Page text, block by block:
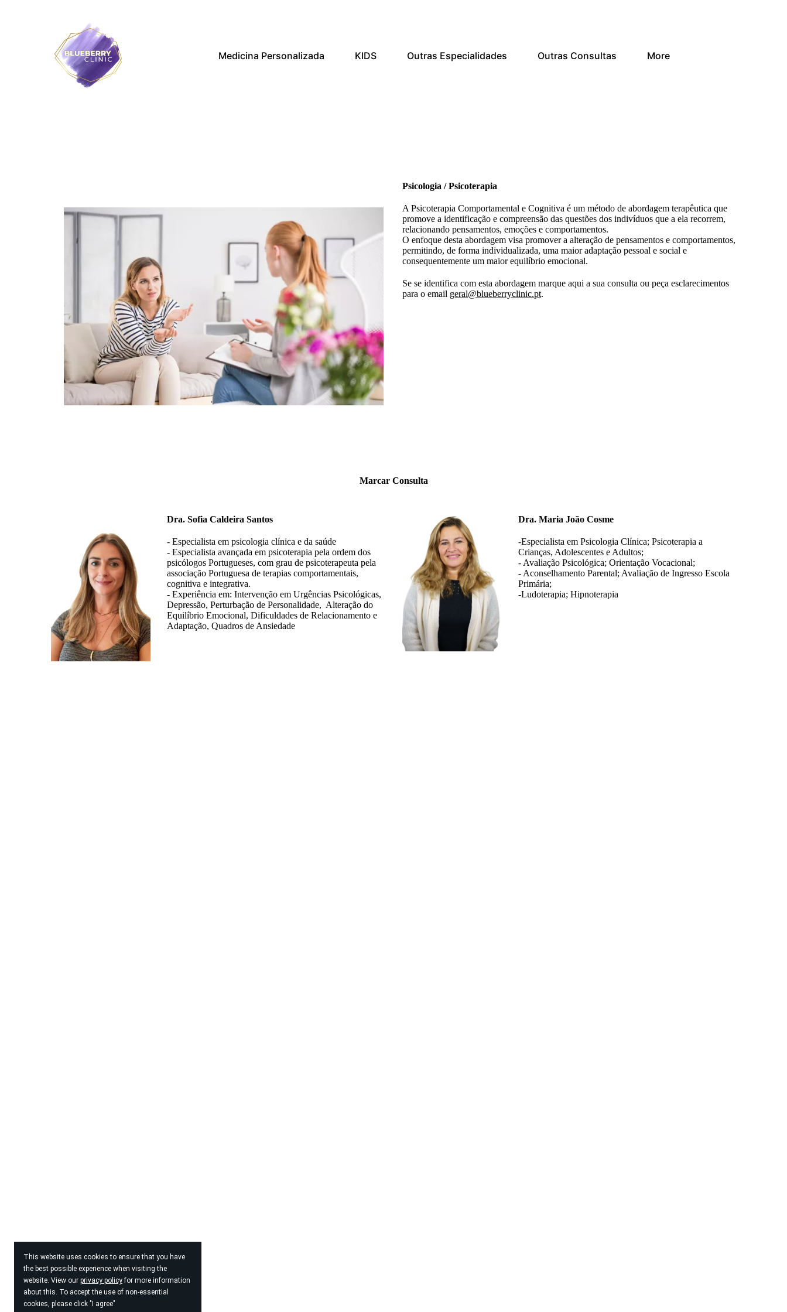
This website uses cookies to ensure that you have
the best possible experience when visiting the
website. View our privacy policyfor more information
about this. To accept the use of non-essential
cookies, please click "I agree"
Medicina Personalizada KIDS Outras Especialidades Outras Consultas More
Psicologia / Psicoterapia
A Psicoterapia Comportamental e Cognitiva é um método de abordagem terapêutica que
promove a identificação e compreensão das questões dos indivíduos que a ela recorrem,
relacionando pensamentos, emoções e comportamentos.
O enfoque desta abordagem visa promover a alteração de pensamentos e comportamentos,
permitindo, de forma individualizada, uma maior adaptação pessoal e social e
consequentemente um maior equilíbrio emocional.
Se se identifica com esta abordagem marque aqui a sua consulta ou peça esclarecimentos
para o email geral@blueberryclinic.pt.
Marcar Consulta
Dra. Sofia Caldeira Santos
- Especialista em psicologia clínica e da saúde
- Especialista avançada em psicoterapia pela ordem dos
psicólogos Portugueses, com grau de psicoterapeuta pela
associação Portuguesa de terapias comportamentais,
cognitiva e integrativa.
- Experiência em: Intervenção em Urgências Psicológicas,
Depressão, Perturbação de Personalidade, Alteração do
Equilíbrio Emocional, Dificuldades de Relacionamento e
Adaptação, Quadros de Ansiedade
Dra. Maria João Cosme
-Especialista em Psicologia Clínica; Psicoterapia a
Crianças, Adolescentes e Adultos;
- Avaliação Psicológica; Orientação Vocacional;
- Aconselhamento Parental; Avaliação de Ingresso Escola
Primária;
-Ludoterapia; Hipnoterapia